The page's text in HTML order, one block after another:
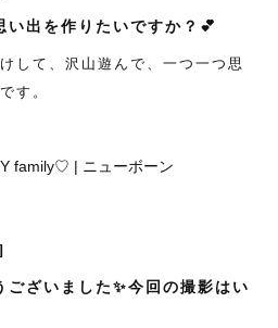
い出を作りたいですか？💕
して、沢山遊んで、一つ一つ思
す。
ざいました✨今回の撮影はい